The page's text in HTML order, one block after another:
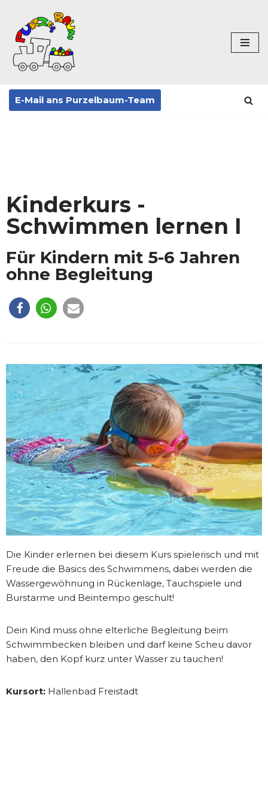
Zum
Inhalt
springen
E-Mail ans Purzelbaum-Team
Kinderkurs -
Schwimmen lernen I
Für Kindern mit 5-6 Jahren
ohne Begleitung
Die Kinder erlernen bei diesem Kurs spielerisch und mit
Freude die Basics des Schwimmens, dabei werden die
Wassergewöhnung in Rückenlage, Tauchspiele und
Burstarme und Beintempo geschult!
Dein Kind muss ohne elterliche Begleitung beim
Schwimmbecken bleiben und darf keine Scheu davor
haben, den Kopf kurz unter Wasser zu tauchen!
Kursort: Hallenbad Freistadt